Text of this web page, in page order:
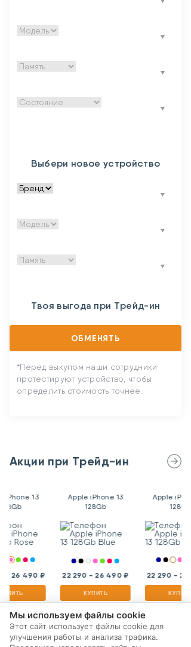
Выбери новое устройство
Твоя выгода при Трейд-ин
ОБМЕНЯТЬ
*Перед выкупом наши сотрудники
протестируют устройство, чтобы
определить стоимость точнее.
Акции при Трейд-ин
iPhone 13
128Gb
- 26 490 ₽
Apple iPhone 13
128Gb
22 290 - 26 490 ₽
КУПИТЬ
Apple
128Gb
22 290 - 26
КУПИТЬ
Мы используем файлы cookie
Этот сайт использует файлы cookie для
улучшения работы и анализа трафика.